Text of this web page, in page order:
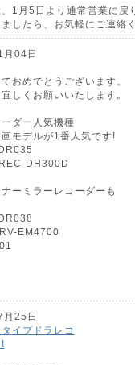
1月5日より通常営業に戻
したら、お気軽にご連絡
04日
おめでとうございます。
しくお願いいたします。
ーダー人気機種
モデルが1番人気です!
DH300D
ーミラーレコーダーも
EM4700
25日
イプドラレコ